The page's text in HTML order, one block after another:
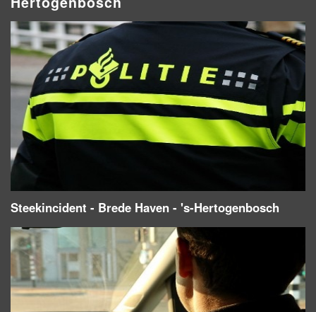
Steekincident - Brede Haven - 's-Hertogenbosch